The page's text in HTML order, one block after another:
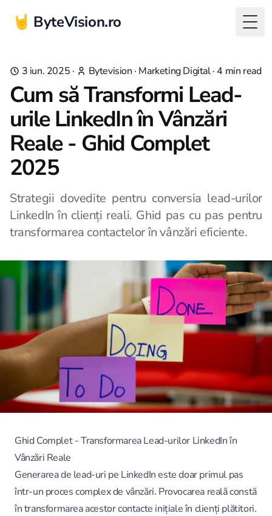
🤘 ByteVision.ro
3 iun. 2025 · Bytevision · Marketing Digital·4 min read
Cum să Transformi Lead-
urile LinkedIn în Vânzări
Reale - Ghid Complet
2025
Strategii dovedite pentru conversia lead-urilor
LinkedIn în clienți reali. Ghid pas cu pas pentru
transformarea contactelor în vânzări eficiente.
Ghid Complet - Transformarea Lead-urilor LinkedIn în
Vânzări Reale
Generarea de lead-uri pe LinkedIn este doar primul pas
într-un proces complex de vânzări. Provocarea reală constă
în transformarea acestor contacte inițiale în clienți plătitori.